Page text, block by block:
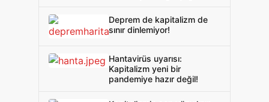
Deprem de kapitalizm de
sınır dinlemiyor!
Hantavirüs uyarısı:
Kapitalizm yeni bir
pandemiye hazır değil!